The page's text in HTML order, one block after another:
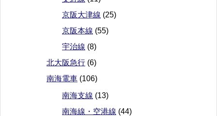
京阪大津線 (25)
京阪本線 (55)
宇治線 (8)
北大阪急行 (6)
南海電車 (106)
南海支線 (13)
南海線・空港線 (44)